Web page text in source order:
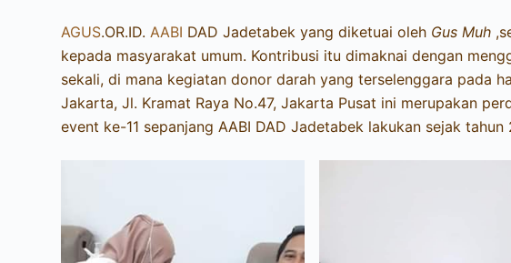
AGUS.OR.ID.AABI DAD Jadetabek yang diketuai oleh Gus Muh
kepada masyarakat umum. Kontribusi itu dimaknai dengan
sekali, di mana kegiatan donor darah yang terselenggara pada
Jakarta, Jl. Kramat Raya No.47, Jakarta Pusat ini merupakan
event ke-11 sepanjang AABI DAD Jadetabek lakukan sejak tahun